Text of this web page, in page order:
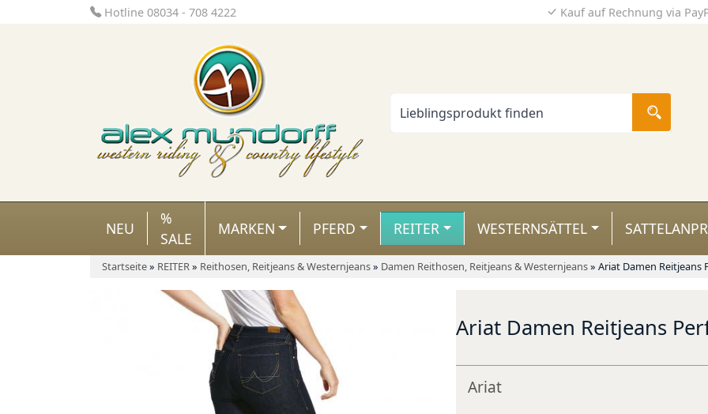
Hotline 08034 - 708 4222 Kauf auf Rechnung via
NEU
%
SALE
MARKEN PFERD REITER WESTERNSÄTTEL
Startseite» REITER» Reithosen, Reitjeans & Westernjeans» Damen Reithosen, Reitjeans & Westernjeans» Ariat Damen Reitjeans
Ariat Damen Reitjeans
Ariat